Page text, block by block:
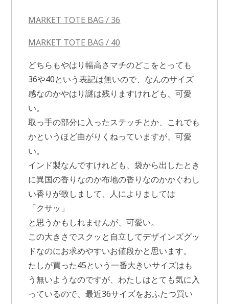
MARKET TOTE BAG / 36
MARKET TOTE BAG / 40
どちらもやはり幅高さマチのどこをとっても
36や40という表記は無いので、なんのサイズ
感なのかやはり謎は残りますけれども、可愛
い。
取っ手の部分に入ったステッチとか、これでも
かというほど曲がりくねっていますが、可愛
い。
インド製なんですけれども、袋から出したとき
に異国の香りなのか布地の香りなのかかぐわし
い香りが致しまして、人によりましては
「クサッ」
と思うかもしれませんが、可愛い。
この大きさでスクッと自立してデザインズグッ
ドなのにお求めやすいお値段かと思います。
たしが買った45という一番大きいサイズはも
う無いようなのですが、わたしはとても気に入
っているので、最近36サイズをおふたつ買い